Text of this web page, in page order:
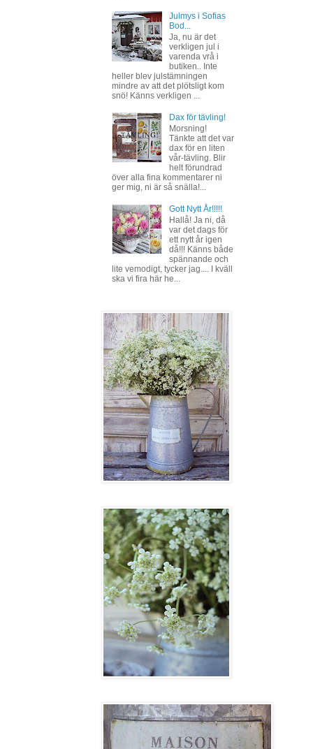
Julmys i Sofias
Bod...
Ja, nu är det
verkligen jul i
varenda vrå i
butiken.. Inte
heller blev julstämningen
mindre av att det plötsligt kom
snö! Känns verkligen ...
Dax för tävling!
Morsning!
Tänkte att det var
dax för en liten
vår-tävling. Blir
helt förundrad
över alla fina kommentarer ni
ger mig, ni är så snälla!...
Gott Nytt År!!!!!
Hallå! Ja ni, då
var det dags för
ett nytt år igen
då!!! Känns både
spännande och
lite vemodigt, tycker jag.... I kväll
ska vi fira här he...